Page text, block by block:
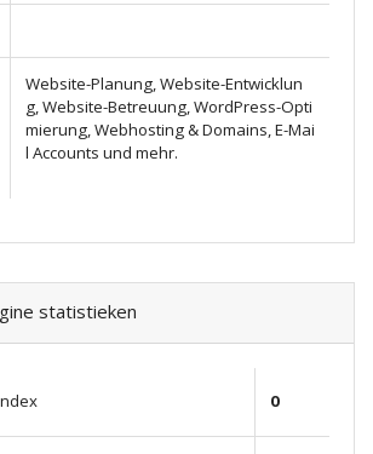
Website-Planung, Website-Entwicklun
g, Website-Betreuung, WordPress-Opti
mierung, Webhosting & Domains, E-Mai
l Accounts und mehr.
statistieken
0